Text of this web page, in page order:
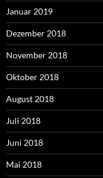
Januar 2019
Dezember 2018
November 2018
Oktober 2018
August 2018
Juli 2018
Juni 2018
Mai 2018